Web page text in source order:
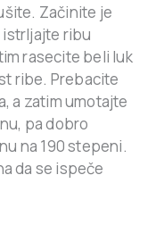
Začinite je
istrljajte ribu
rasecite beli luk
ribe. Prebacite
a zatim umotajte
pa dobro
na 190 stepeni.
da se ispeče